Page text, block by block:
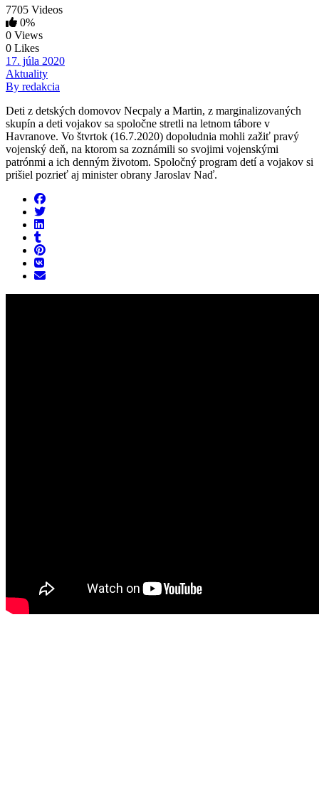
7705 Videos
0%
0 Views
0 Likes
17. júla 2020
Aktuality
By redakcia
Deti z detských domovov Necpaly a Martin, z marginalizovaných
skupín a deti vojakov sa spoločne stretli na letnom tábore v
Havranove. Vo štvrtok (16.7.2020) dopoludnia mohli zažiť pravý
vojenský deň, na ktorom sa zoznámili so svojimi vojenskými
patrónmi a ich denným životom. Spoločný program detí a vojakov si
prišiel pozrieť aj minister obrany Jaroslav Naď.